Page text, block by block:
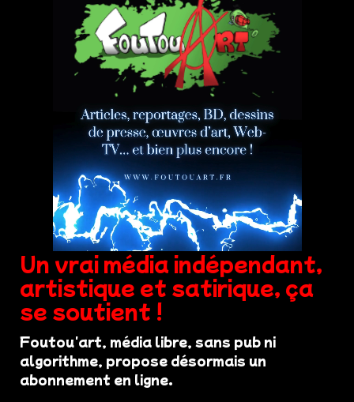
Un vrai média indépendant,
artistique et satirique, ça
se soutient !
Foutou'art, média libre, sans pub ni
algorithme, propose désormais un
abonnement en ligne.